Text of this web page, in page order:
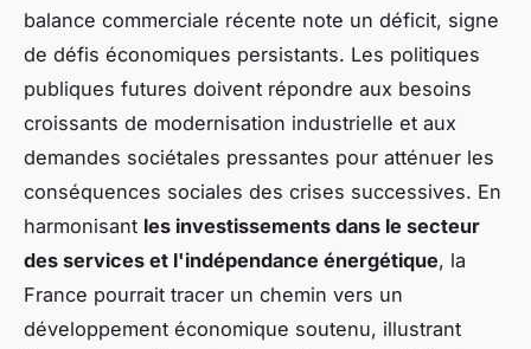
balance commerciale récente note un déficit, signe
de défis économiques persistants. Les politiques
publiques futures doivent répondre aux besoins
croissants de modernisation industrielle et aux
demandes sociétales pressantes pour atténuer les
conséquences sociales des crises successives. En
harmonisant les investissements dans le secteur
des services et l'indépendance énergétique, la
France pourrait tracer un chemin vers un
développement économique soutenu, illustrant